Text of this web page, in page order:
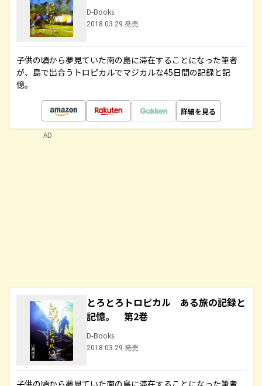
D-Books
2018.03.29 発売
子供の頃から夢見ていた南の島に滞在することになった筆者
が、島で出合うトロピカルでマジカルな45日間の記録と記
憶。
詳細を見る
とろとろトロピカル ある旅の記録と
記憶。 第2巻
D-Books
2018.03.29 発売
子供の頃から夢見ていた南の島に滞在することになった筆者
AD